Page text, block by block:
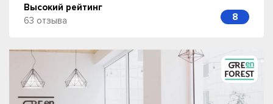
Высокий рейтинг
63 отзыва
8